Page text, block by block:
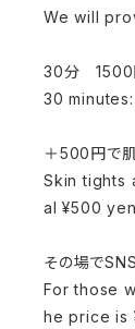
We will
30分 1500
30
＋500円で肌
Skin tights
al ¥500
その場で
For those
he price is